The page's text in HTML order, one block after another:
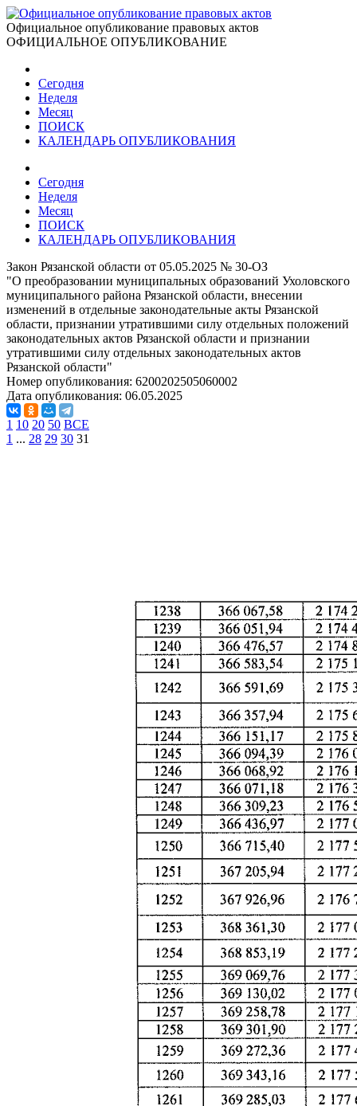
Официальное опубликование правовых актов
ОФИЦИАЛЬНОЕ ОПУБЛИКОВАНИЕ
Сегодня
Неделя
Месяц
ПОИСК
КАЛЕНДАРЬ ОПУБЛИКОВАНИЯ
Сегодня
Неделя
Месяц
ПОИСК
КАЛЕНДАРЬ ОПУБЛИКОВАНИЯ
Закон Рязанской области от 05.05.2025 № 30-ОЗ
"О преобразовании муниципальных образований Ухоловского
муниципального района Рязанской области, внесении
изменений в отдельные законодательные акты Рязанской
области, признании утратившими силу отдельных положений
законодательных актов Рязанской области и признании
утратившими силу отдельных законодательных актов
Рязанской области"
Номер опубликования: 6200202505060002
Дата опубликования: 06.05.2025
1 10 20 50 ВСЕ
1 ... 28 29 30 31